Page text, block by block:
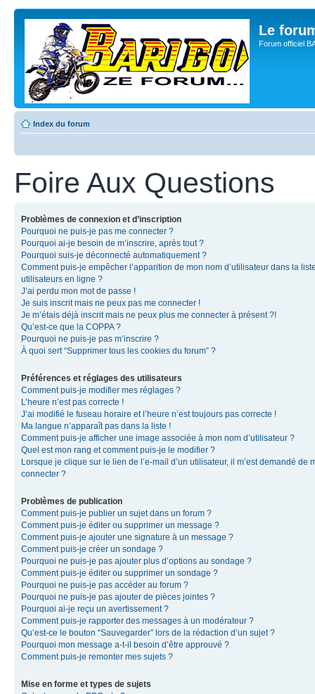
Le
Forum officiel
Index du forum
Foire Aux Questions
Problèmes de connexion et d’inscription
Pourquoi ne puis-je pas me connecter ?
Pourquoi ai-je besoin de m’inscrire, après tout ?
Pourquoi suis-je déconnecté automatiquement ?
Comment puis-je empêcher l’apparition de mon nom d’utilisateur dans la
utilisateurs en ligne ?
J’ai perdu mon mot de passe !
Je suis inscrit mais ne peux pas me connecter !
Je m’étais déjà inscrit mais ne peux plus me connecter à présent ?!
Qu’est-ce que la COPPA ?
Pourquoi ne puis-je pas m’inscrire ?
À quoi sert “Supprimer tous les cookies du forum” ?
Préférences et réglages des utilisateurs
Comment puis-je modifier mes réglages ?
L’heure n’est pas correcte !
J’ai modifié le fuseau horaire et l’heure n’est toujours pas correcte !
Ma langue n’apparaît pas dans la liste !
Comment puis-je afficher une image associée à mon nom d’utilisateur ?
Quel est mon rang et comment puis-je le modifier ?
Lorsque je clique sur le lien de l’e-mail d’un utilisateur, il m’est demandé de
connecter ?
Problèmes de publication
Comment puis-je publier un sujet dans un forum ?
Comment puis-je éditer ou supprimer un message ?
Comment puis-je ajouter une signature à un message ?
Comment puis-je créer un sondage ?
Pourquoi ne puis-je pas ajouter plus d’options au sondage ?
Comment puis-je éditer ou supprimer un sondage ?
Pourquoi ne puis-je pas accéder au forum ?
Pourquoi ne puis-je pas ajouter de pièces jointes ?
Pourquoi ai-je reçu un avertissement ?
Comment puis-je rapporter des messages à un modérateur ?
Qu’est-ce le bouton “Sauvegarder” lors de la rédaction d’un sujet ?
Pourquoi mon message a-t-il besoin d’être approuvé ?
Comment puis-je remonter mes sujets ?
Mise en forme et types de sujets